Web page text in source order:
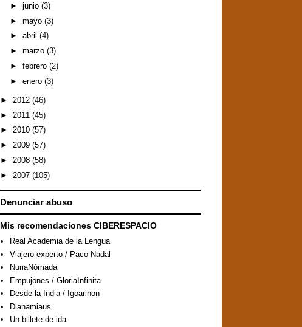
► junio (3)
► mayo (3)
► abril (4)
► marzo (3)
► febrero (2)
► enero (3)
► 2012 (46)
► 2011 (45)
► 2010 (57)
► 2009 (57)
► 2008 (58)
► 2007 (105)
Denunciar abuso
Mis recomendaciones CIBERESPACIO
Real Academia de la Lengua
Viajero experto / Paco Nadal
NuriaNómada
Empujones / GloriaInfinita
Desde la India / Igoarinon
Dianamiaus
Un billete de ida